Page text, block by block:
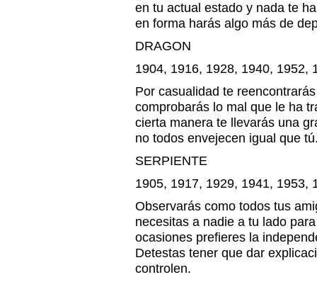
en tu actual estado y nada te
en forma harás algo más de
DRAGON
1904, 1916, 1928, 1940, 1952,
Por casualidad te
comprobarás lo mal que le ha
cierta manera te llevarás una
no todos envejecen igual que
SERPIENTE
1905, 1917, 1929, 1941, 1953,
Observarás como todos tus
necesitas a nadie a tu lado
ocasiones prefieres la
Detestas tener que dar
controlen.